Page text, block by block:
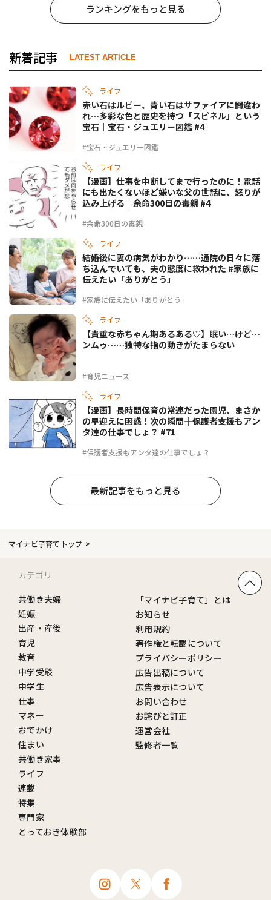
ランキングをもっと見る
新着記事 LATEST ARTICLE
ライフ
#宝石・ジュエリー図鑑
赤い石はルビー、青い石はサファイアに間違わ
れ…多彩な色と歴史を持つ「スピネル」という
宝石｜宝石・ジュエリー図鑑 #4
ライフ
#余命300日の毒親
【漫画】仕事を中断してまで行ったのに！電話
にも出たくないほど嫌いな父の世話に、怒りが
込み上げる｜余命300日の毒親 #4
ライフ
#家族に伝えたい「ありがとう」
結婚後に妻の病気がわかり……通院の日々に落
ち込んでいても、夫の態度に救われた #家族に
伝えたい「ありがとう」
ライフ
#育児ニュース
【貴重な赤ちゃん期あるある♡】眠い…けど…
ンムゥ……独特な指の動きがたまらない
ライフ
#保護者支援もアンタ達の仕事でしょ？
【漫画】長時間保育の常連だった園児、まさか
の早迎えに困惑！次の瞬間――｜保護者支援もアン
タ達の仕事でしょ？ #71
最新記事をもっと見る
マイナビ子育てトップ
カテゴリ
共働き夫婦
妊娠
出産・産後
育児
教育
中学受験
中学生
仕事
マネー
おでかけ
住まい
共働き家事
ライフ
連載
特集
専門家
とっておき体験部
「マイナビ子育て」とは
お知らせ
利用規約
著作権と転載について
プライバシーポリシー
広告出稿について
広告表示について
お問い合わせ
お詫びと訂正
運営会社
監修者一覧